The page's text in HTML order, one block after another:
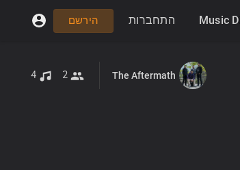
Music התחברות הירשם
The Aftermath